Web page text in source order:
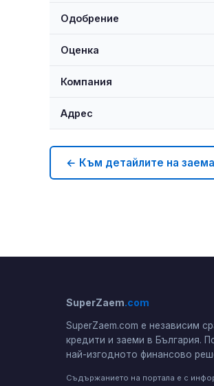
Одобрение
Оценка
Компания
Адрес
← Към детайлите на заема
SuperZaem.com
SuperZaem.com е независим
кредити и заеми в България.
най-изгодното финансово
Съдържанието на портала е с